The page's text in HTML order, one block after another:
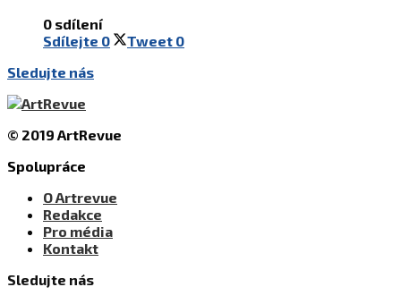
0 sdílení
Sdílejte 0 Tweet 0
Sledujte nás
© 2019 ArtRevue
Spolupráce
O Artrevue
Redakce
Pro média
Kontakt
Sledujte nás